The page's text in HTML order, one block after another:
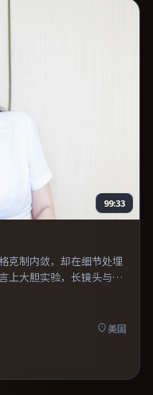
99:33
克制内敛，却在细节处埋
上大胆实验，长镜头与特
材的观众，情绪后劲较
美国